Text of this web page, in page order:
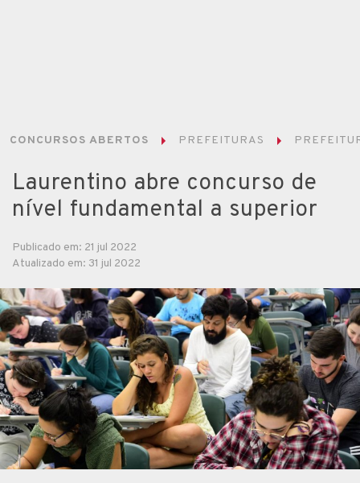
CONCURSOS ABERTOS PREFEITURAS
Laurentino abre concurso de
nível fundamental a superior
Publicado em: 21 jul 2022
Atualizado em: 31 jul 2022